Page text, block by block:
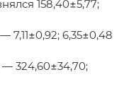
158,40±5,77;
7,11±0,92; 6,35±0,48
324,60±34,70;